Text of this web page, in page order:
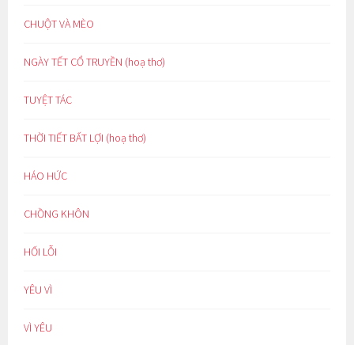
CHUỘT VÀ MÈO
NGÀY TẾT CỔ TRUYỀN (hoạ thơ)
TUYỆT TÁC
THỜI TIẾT BẤT LỢI (hoạ thơ)
HÁO HỨC
CHỒNG KHÔN
HỐI LỖI
YÊU VÌ
VÌ YÊU